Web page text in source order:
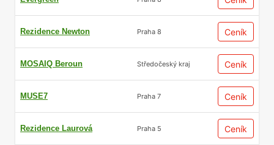
Rezidence Newton Praha 8 Ceník
MOSAIQ Beroun Středočeský kraj Ceník
MUSE7 Praha 7 Ceník
Rezidence Laurová Praha 5 Ceník